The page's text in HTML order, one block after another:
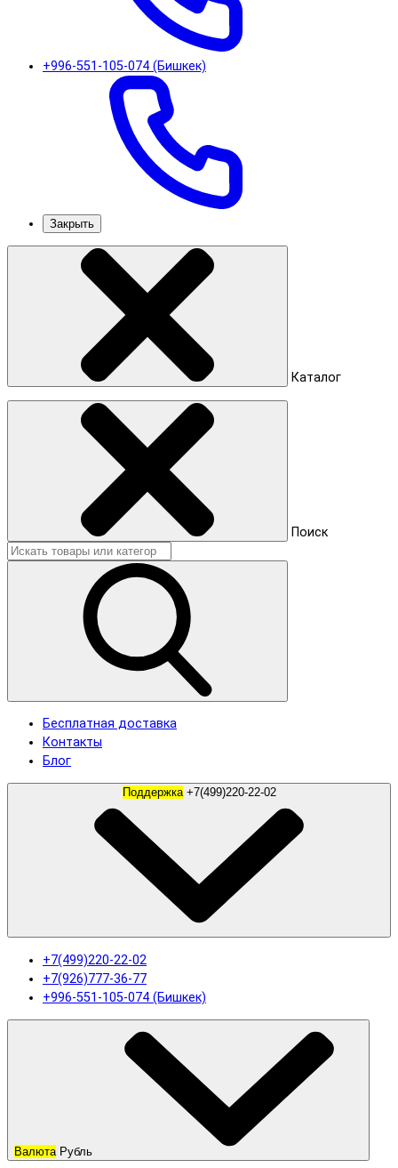
+996-551-105-074 (Бишкек)
Закрыть
Каталог
Поиск
Бесплатная доставка
Контакты
Блог
Поддержка +7(499)220-22-02
+7(499)220-22-02
+7(926)777-36-77
+996-551-105-074 (Бишкек)
Валюта Рубль